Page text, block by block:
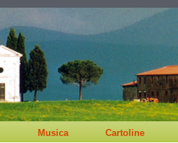
Musica Cartoline